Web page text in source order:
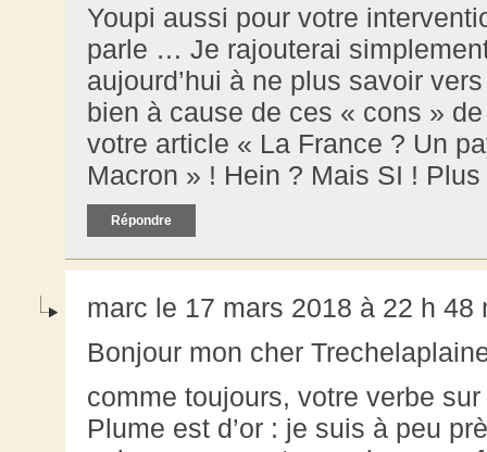
Youpi aussi pour votre
parle … Je rajouterai
aujourd’hui à ne plus savoir
bien à cause de ces « cons »
votre article « La France ? Un
Macron » ! Hein ? Mais SI !
Répondre
marc le 17 mars 2018 à 22 h 48
Bonjour mon cher
comme toujours, votre verbe
Plume est d’or : je suis à peu